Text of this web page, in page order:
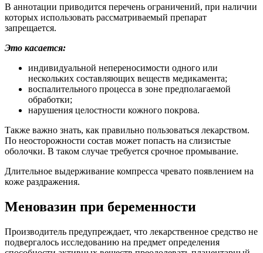
Меновазин при беременности
Производитель предупреждает, что лекарственное средство не
способности активных веществ преодолевать плацентарный
барьер.
Поэтому средство в период беременности назначают с
осторожностью. Аналогичные рекомендации соблюдаются в
период лактации.
Распространённым побочным проявлением считается
аллергическая реакция. Распознаётся она по характерным
признакам: покраснение кожи, ощущение зуда, сыпь.
Данные симптомы свидетельствуют о непереносимости
препарата. В таком случае требуется его замена.